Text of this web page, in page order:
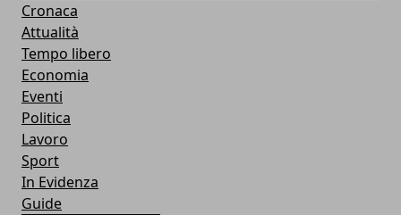
Cronaca
Attualità
Tempo libero
Economia
Eventi
Politica
Lavoro
Sport
In Evidenza
Guide